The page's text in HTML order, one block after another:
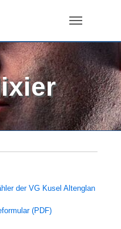
der VG Kusel Altenglan
(PDF)